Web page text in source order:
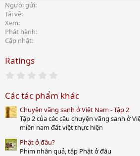
Người gửi
Tải về
Xem
Phát hành
Cập nhật
Ratings
0
t
a
r
(
)
Các tác phẩm khác
Chuyện vãng sanh ở Việt Nam - Tập 2
Tập 2 của các câu chuyện vãng sanh ở
miền nam đất việt thực hiện
Phật ở đâu?
Phim nhân quả, tập Phật ở đâu